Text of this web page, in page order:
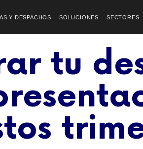
Y DESPACHOS SOLUCIONES SECTORES
tu